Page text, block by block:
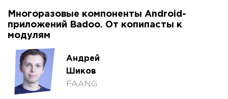
Многоразовые компоненты Android-
приложений Badoo. От копипасты к
модулям
Андрей
Шиков
FAANG